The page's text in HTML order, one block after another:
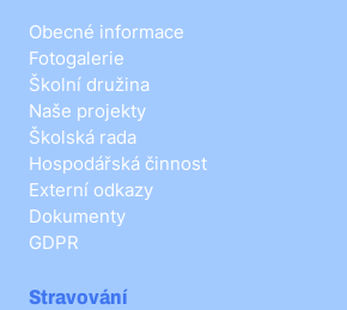
Obecné informace
Fotogalerie
Školní družina
Naše projekty
Školská rada
Hospodářská činnost
Externí odkazy
Dokumenty
GDPR
Stravování